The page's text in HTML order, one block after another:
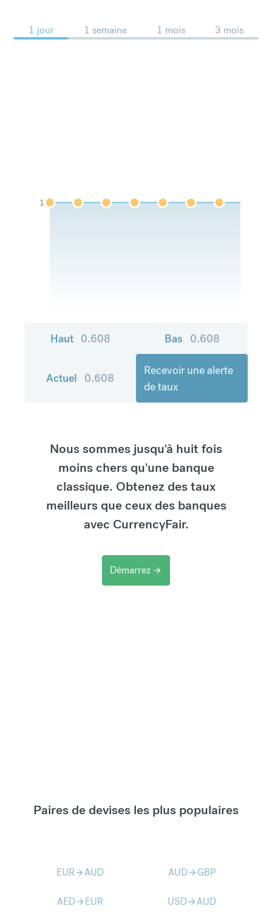
1 jour 1 semaine 1 mois 3 mois
1
Haut 0.608 Bas 0.608
Actuel 0.608
Recevoir une alerte
de taux
Nous sommes jusqu'à huit fois
moins chers qu'une banque
classique. Obtenez des taux
meilleurs que ceux des banques
avec CurrencyFair.
Démarrez arrow_forward
Paires de devises les plus populaires
EURarrow_forwardAUD AUDarrow_forward GBP
AEDarrow_forward EUR USDarrow_forwardAUD